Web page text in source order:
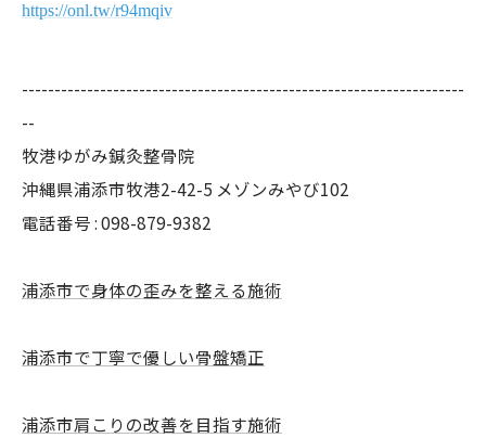
https://onl.tw/r94mqiv
--------------------------------------------------------------------
--
牧港ゆがみ鍼灸整骨院
沖縄県浦添市牧港2-42-5 メゾンみやび102
電話番号 : 098-879-9382
浦添市で身体の歪みを整える施術
浦添市で丁寧で優しい骨盤矯正
浦添市肩こりの改善を目指す施術